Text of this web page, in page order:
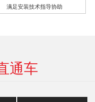
满足安装技术指导协助
通车